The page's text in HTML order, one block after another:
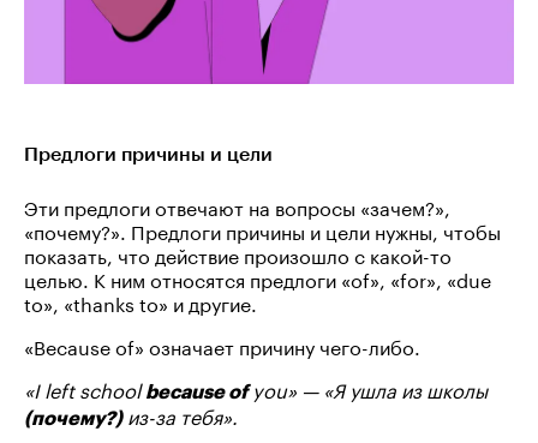
Предлоги причины и цели
Эти предлоги отвечают на вопросы «зачем?»,
«почему?». Предлоги причины и цели нужны, чтобы
показать, что действие произошло с какой-то
целью. К ним относятся предлоги «of», «for», «due
to», «thanks to» и другие.
«Because of» означает причину чего-либо.
«I left schoolbecause ofyou» — «Я ушла из школы
(почему?)из-за тебя».